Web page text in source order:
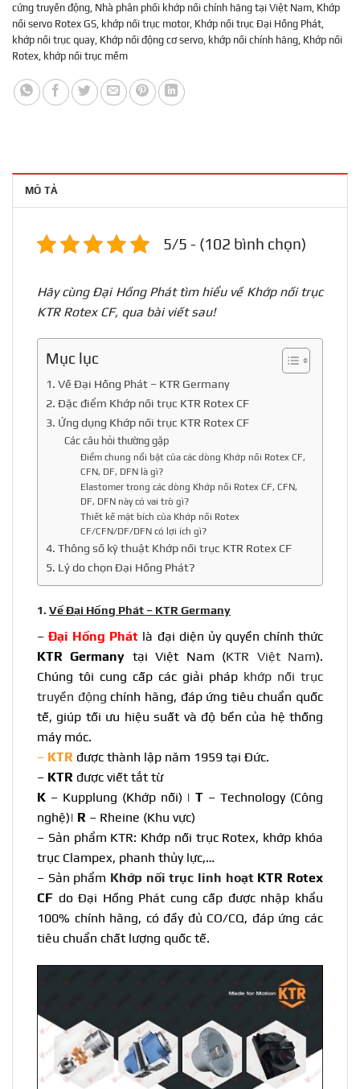
cứng truyền động Nhà phân phối khớp nối chính hãng tại Việt Nam Khớp
nối servo Rotex GS khớp nối trục motor, Khớp nối trục Đại Hồng Phát
khớp nối trục quay Khớp nối động cơ servo khớp nối chính hãng Khớp nối
Rotex khớp nối trục mềm
MÔ TẢ
5/5 - (102 bình chọn)
Hãy cùng Đại Hồng Phát tìm hiểu về Khớp nối trục
KTR Rotex CF, qua bài viết sau!
Mục lục
1. Về Đại Hồng Phát – KTR Germany
2. Đặc điểm Khớp nối trục KTR Rotex CF
3. Ứng dụng Khớp nối trục KTR Rotex CF
Các câu hỏi thường gặp
Điểm chung nổi bật của các dòng Khớp nối Rotex CF,
CFN, DF, DFN là gì?
Elastomer trong các dòng Khớp nối Rotex CF, CFN,
DF, DFN này có vai trò gì?
Thiết kế mặt bích của Khớp nối Rotex
CF/CFN/DF/DFN có lợi ích gì?
4. Thông số kỹ thuật Khớp nối trục KTR Rotex CF
5. Lý do chọn Đại Hồng Phát?
1. Về Đại Hồng Phát – KTR Germany
– Đại Hồng Phát là đại diện ủy quyền chính thức
KTR Germany tại Việt Nam (KTR Việt Nam).
Chúng tôi cung cấp các giải pháp khớp nối trục
truyền động chính hãng, đáp ứng tiêu chuẩn quốc
tế, giúp tối ưu hiệu suất và độ bền của hệ thống
máy móc.
– KTR được thành lập năm 1959 tại Đức.
– KTR được viết tắt từ
K – Kupplung (Khớp nối) | T – Technology (Công
nghệ)| R – Rheine (Khu vực)
– Sản phẩm KTR: Khớp nối trục Rotex, khớp khóa
trục Clampex, phanh thủy lực,…
– Sản phẩm Khớp nối trục linh hoạtKTR Rotex
CF do Đại Hồng Phát cung cấp được nhập khẩu
100% chính hãng, có đầy đủ CO/CQ, đáp ứng các
tiêu chuẩn chất lượng quốc tế.